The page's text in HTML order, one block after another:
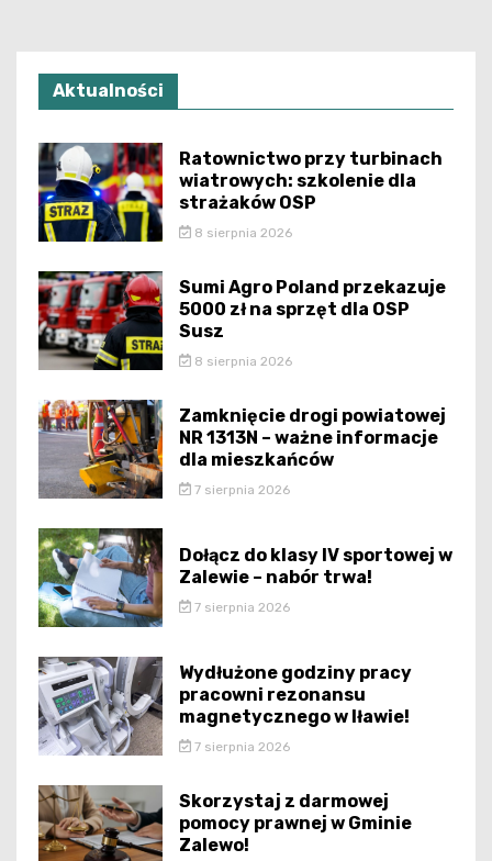
Aktualności
Ratownictwo przy turbinach
wiatrowych: szkolenie dla
strażaków OSP
8 sierpnia 2026
Sumi Agro Poland przekazuje
5000 zł na sprzęt dla OSP
Susz
8 sierpnia 2026
Zamknięcie drogi powiatowej
NR 1313N – ważne informacje
dla mieszkańców
7 sierpnia 2026
Dołącz do klasy IV sportowej w
Zalewie – nabór trwa!
7 sierpnia 2026
Wydłużone godziny pracy
pracowni rezonansu
magnetycznego w Iławie!
7 sierpnia 2026
Skorzystaj z darmowej
pomocy prawnej w Gminie
Zalewo!